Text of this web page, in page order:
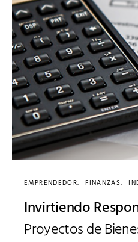
EMPRENDEDOR FINANZAS
Invirtiendo
Proyectos de